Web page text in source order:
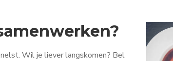
Wil je liever langskomen? Bel